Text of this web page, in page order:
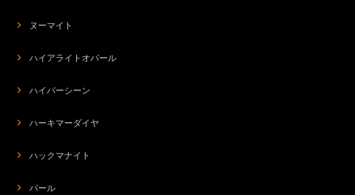
ヌーマイト
ハイアライトオパール
ハイパーシーン
ハーキマーダイヤ
ハックマナイト
パール